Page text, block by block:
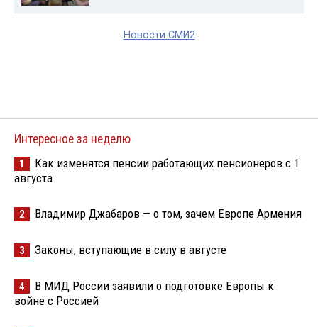
Новости СМИ2
Интересное за неделю
1
Как изменятся пенсии работающих пенсионеров с 1
августа
2 Владимир Джабаров — о том, зачем Европе Армения
3 Законы, вступающие в силу в августе
4
В МИД России заявили о подготовке Европы к
войне с Россией